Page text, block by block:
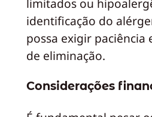
limitados ou
identificação do
possa exigir paciência
de eliminação.
Considerações